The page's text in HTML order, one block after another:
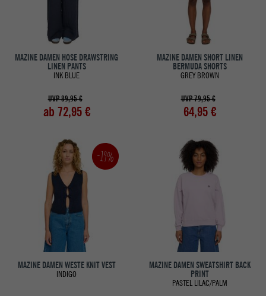
MAZINE DAMEN HOSE DRAWSTRING
LINEN PANTS
INK BLUE
UVP 89,95 €
ab 72,95 €
MAZINE DAMEN SHORT LINEN
BERMUDA SHORTS
GREY BROWN
UVP 79,95 €
64,95 €
-19%
MAZINE DAMEN WESTE KNIT VEST
INDIGO
MAZINE DAMEN SWEATSHIRT BACK
PRINT
PASTEL LILAC/PALM